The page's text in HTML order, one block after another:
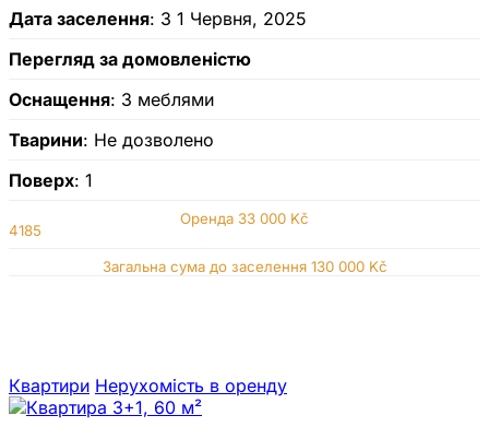
Дата заселення: З 1 Червня, 2025
Перегляд за домовленістю
Оснащення: З меблями
Тварини: Не дозволено
Поверх: 1
Оренда 33 000 Kč
Загальна сума до заселення 130 000 Kč
4185
Квартири Нерухомiсть в оренду